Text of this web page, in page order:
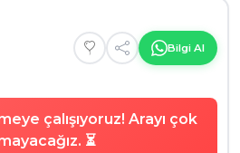
Bilgi Al
çalışıyoruz! Arayı çok
⏳